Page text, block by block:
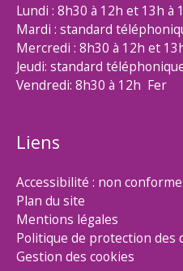
Lundi : 8h30 à 12h et 13h à
Mardi : standard
Mercredi : 8h30 à 12h et
Jeudi: standard
Vendredi: 8h30 à 12h Fer
Liens
Accessibilité : non conforme
Plan du site
Mentions légales
Politique de protection des
Gestion des cookies